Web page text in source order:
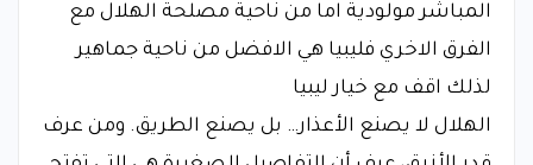
المباشر مولودية اما من ناحية مصلحة الهلال مع
الفرق الاخري فليبيا هي الافضل من ناحية جماهير
لذلك اقف مع خيار ليبيا
الهلال لا يصنع الأعذار… بل يصنع الطريق. ومن عرف